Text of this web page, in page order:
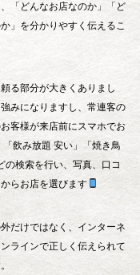
「どんなお店なのか」「ど
」を分かりやすく伝えるこ
る部分が大きくありまし
みになりますし、常連客の
客様が来店前にスマホでお
飲み放題 安い」「焼き鳥
の検索を行い、写真、口コ
らお店を選びます
だけではなく、インターネ
ラインで正しく伝えられて